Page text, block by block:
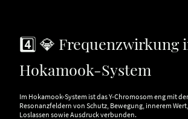
4️⃣ 💎 Frequenzwirkung
Hokamook-System
Im Hokamook-System ist das Y-Chromosom eng mit
Resonanzfeldern von Schutz, Bewegung, innerem
Loslassen sowie Ausdruck verbunden.